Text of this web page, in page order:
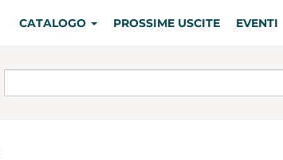
CATALOGO PROSSIME USCITE EVENTI